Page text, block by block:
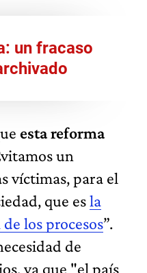
un fracaso
esta reforma
un
víctimas, para el
que esla
los procesos”.
de
ya que "el país